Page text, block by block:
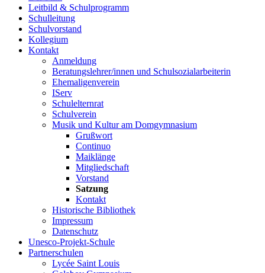
Leitbild & Schulprogramm
Schulleitung
Schulvorstand
Kollegium
Kontakt
Anmeldung
Beratungslehrer/innen und Schulsozialarbeiterin
Ehemaligenverein
IServ
Schulelternrat
Schulverein
Musik und Kultur am Domgymnasium
Grußwort
Continuo
Maiklänge
Mitgliedschaft
Vorstand
Satzung
Kontakt
Historische Bibliothek
Impressum
Datenschutz
Unesco-Projekt-Schule
Partnerschulen
Lycée Saint Louis